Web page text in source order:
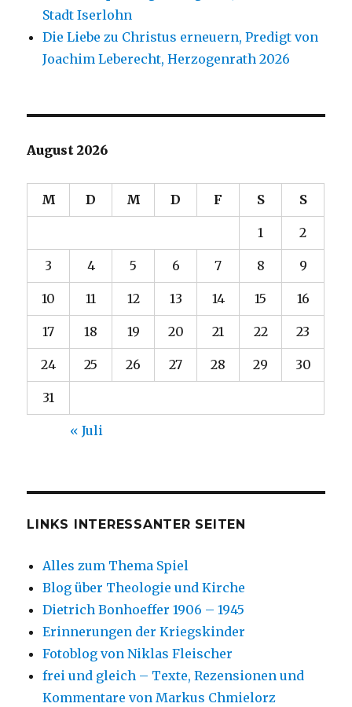
Stadt Iserlohn
Die Liebe zu Christus erneuern, Predigt von
Joachim Leberecht, Herzogenrath 2026
August 2026
M D M D F S S
1 2
3 4 5 6 7 8 9
10 11 12 13 14 15 16
17 18 19 20 21 22 23
24 25 26 27 28 29 30
31
« Juli
LINKS INTERESSANTER SEITEN
Alles zum Thema Spiel
Blog über Theologie und Kirche
Dietrich Bonhoeffer 1906 – 1945
Erinnerungen der Kriegskinder
Fotoblog von Niklas Fleischer
frei und gleich – Texte, Rezensionen und
Kommentare von Markus Chmielorz